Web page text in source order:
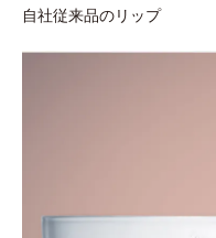
自社従来品のリップ